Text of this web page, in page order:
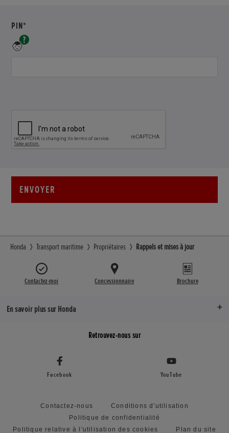
PIN*
exemple
HAMF-
1000001
ENVOYER
Honda Transport maritime Propriétaires Rappels et mises à jour
Contactez-moi Concessionnaire Brochure
En savoir plus sur Honda
Retrouvez-nous sur
Facebook YouTube
Contactez-nous
Conditions d'utilisation
Politique de confidentialité
Politique relative à l'utilisation des cookies
Plan du site